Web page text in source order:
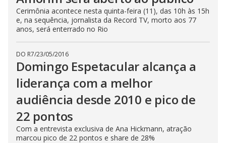
e
o
Cerimônia acontece nesta quinta-feira (11), das 10h às 15h
e, na sequência, jornalista da Record TV, morto aos 77
anos, será enterrado no Rio
DO R7/23/05/2016
Domingo Espetacular alcança a
liderança com a melhor
audiência desde 2010 e pico de
22 pontos
Com a entrevista exclusiva de Ana Hickmann, atração
marcou pico de 22 pontos e share de 28%